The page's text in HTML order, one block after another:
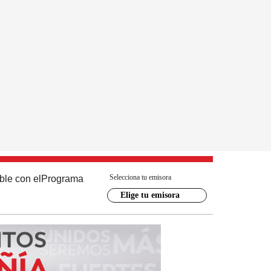
con el Programa Selecciona tu emisora
Elige tu emisora